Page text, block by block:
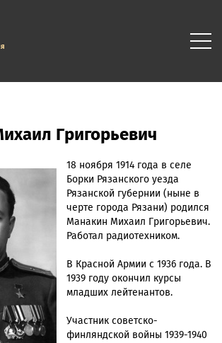
Григорьевич
18 ноября 1914 года в селе
Борки Рязанского уезда
Рязанской губернии (ныне в
черте города Рязани) родился
Манакин Михаил Григорьевич.
Работал радиотехником.
В Красной Армии с 1936 года. В
1939 году окончил курсы
младших лейтенантов.
Участник советско-
финляндской войны 1939-1940